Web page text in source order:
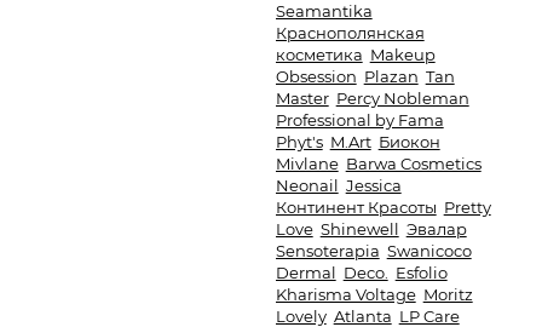
Seamantika
Краснополянская
косметика Makeup
Obsession Plazan Tan
Master Percy Nobleman
Professional by Fama
Phyt's M.Art Биокон
Mivlane Barwa Cosmetics
Neonail Jessica
Континент Красоты Pretty
Love Shinewell Эвалар
Sensoterapia Swanicoco
Dermal Deco.
Esfolio
Kharisma Voltage Moritz
Lovely Atlanta LP Care